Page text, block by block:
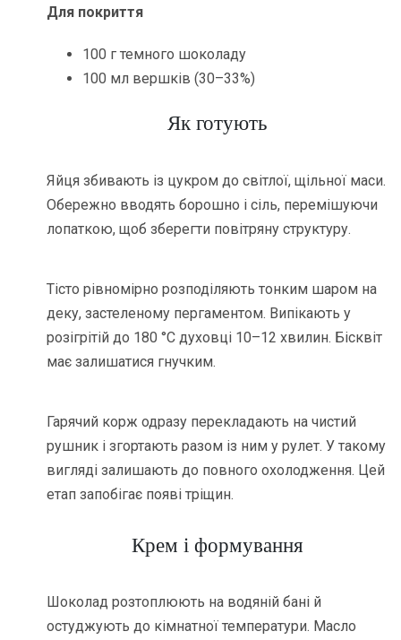
Для покриття
100 г темного шоколаду
100 мл вершків (30–33%)
Як готують
Яйця збивають із цукром до світлої, щільної маси.
Обережно вводять борошно і сіль, перемішуючи
лопаткою, щоб зберегти повітряну структуру.
Тісто рівномірно розподіляють тонким шаром на
деку, застеленому пергаментом. Випікають у
розігрітій до 180 °C духовці 10–12 хвилин. Бісквіт
має залишатися гнучким.
Гарячий корж одразу перекладають на чистий
рушник і згортають разом із ним у рулет. У такому
вигляді залишають до повного охолодження. Цей
етап запобігає появі тріщин.
Крем і формування
Шоколад розтоплюють на водяній бані й
остуджують до кімнатної температури. Масло